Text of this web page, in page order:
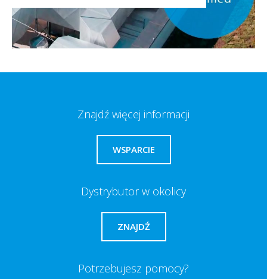
Znajdź więcej informacji
WSPARCIE
Dystrybutor w okolicy
ZNAJDŹ
Potrzebujesz pomocy?